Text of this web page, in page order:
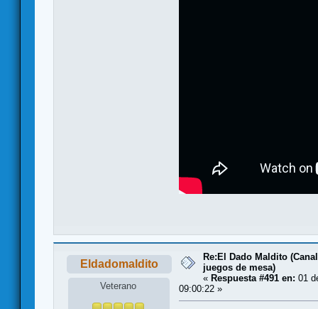
Eldadomaldito
Veterano
Re:El Dado Maldito
juegos de mesa)
« Respuesta #491 en: 01
09:00:22 »